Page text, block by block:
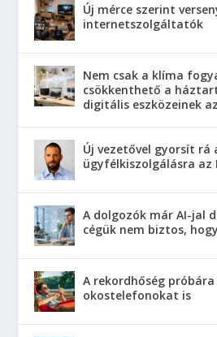
Új mérce szerint
internetszolgáltatók
Nem csak a klíma
csökkenthető a
digitális eszközeinek
Új vezetővel gyorsít rá
ügyfélkiszolgálásra az
A dolgozók már AI-jal
cégük nem biztos,
A rekordhőség
okostelefonokat is